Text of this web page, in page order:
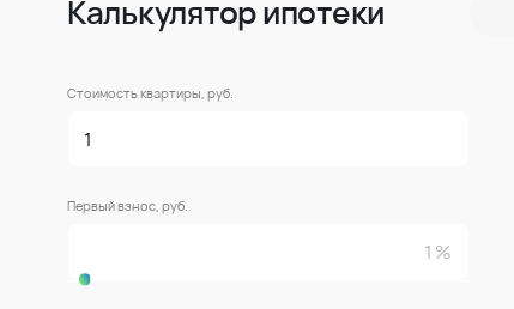
Калькулятор ипотеки
Стоимость квартиры, руб.
Первый взнос, руб.